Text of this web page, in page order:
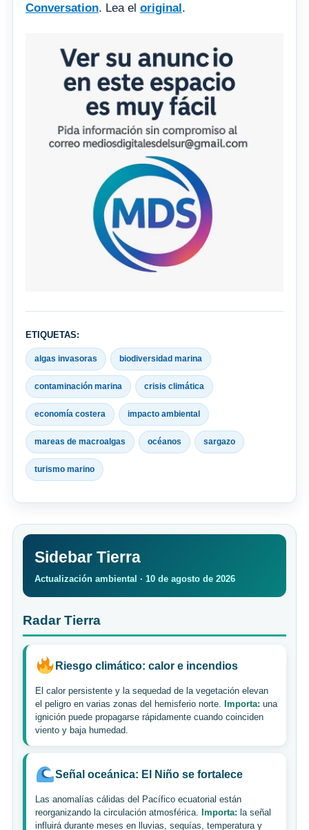
Conversation. Lea el original.
ETIQUETAS:
algas invasoras biodiversidad marina
contaminación marina crisis climática
economía costera impacto ambiental
mareas de macroalgas océanos sargazo
turismo marino
Sidebar Tierra
Actualización ambiental · 10 de agosto de 2026
Radar Tierra
Riesgo climático: calor e incendios
El calor persistente y la sequedad de la vegetación elevan
el peligro en varias zonas del hemisferio norte. Importa: una
ignición puede propagarse rápidamente cuando coinciden
viento y baja humedad.
Señal oceánica: El Niño se fortalece
Las anomalías cálidas del Pacífico ecuatorial están
reorganizando la circulación atmosférica. Importa: la señal
influirá durante meses en lluvias, sequías, temperatura y